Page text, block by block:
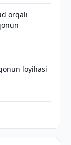
orqali
loyihasi